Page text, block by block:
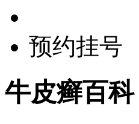
预约挂号
牛皮癣百科